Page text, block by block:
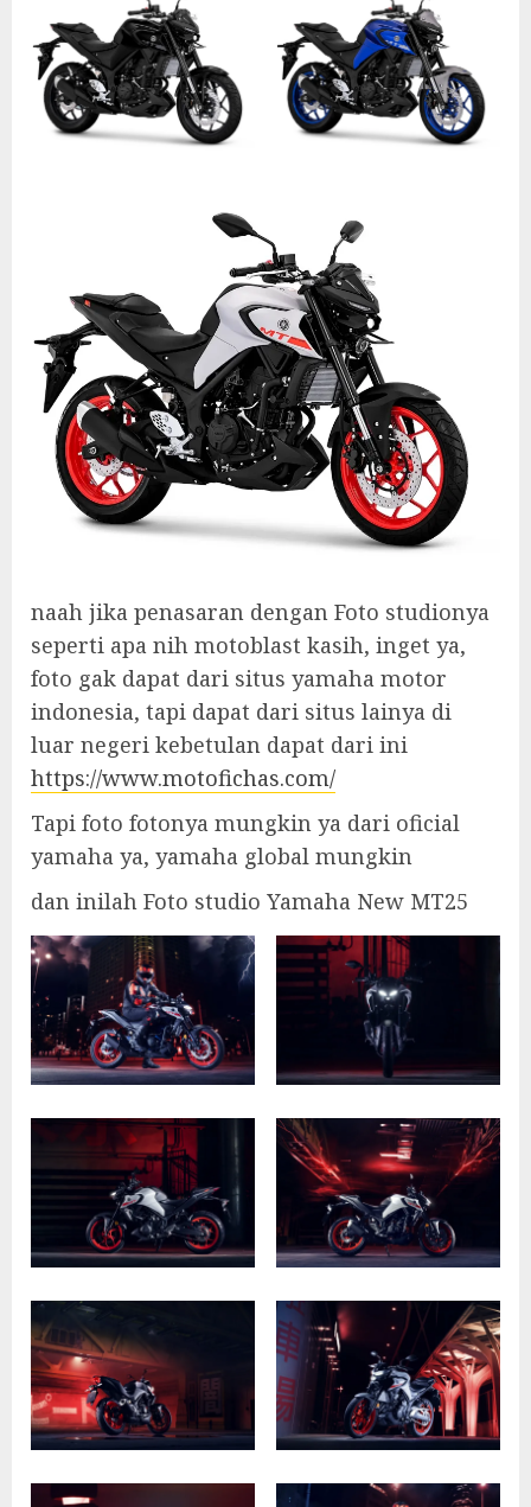
naah jika penasaran dengan Foto studionya
seperti apa nih motoblast kasih, inget ya,
foto gak dapat dari situs yamaha motor
indonesia, tapi dapat dari situs lainya di
luar negeri kebetulan dapat dari ini
https://www.motofichas.com/
Tapi foto fotonya mungkin ya dari oficial
yamaha ya, yamaha global mungkin
dan inilah Foto studio Yamaha New MT25